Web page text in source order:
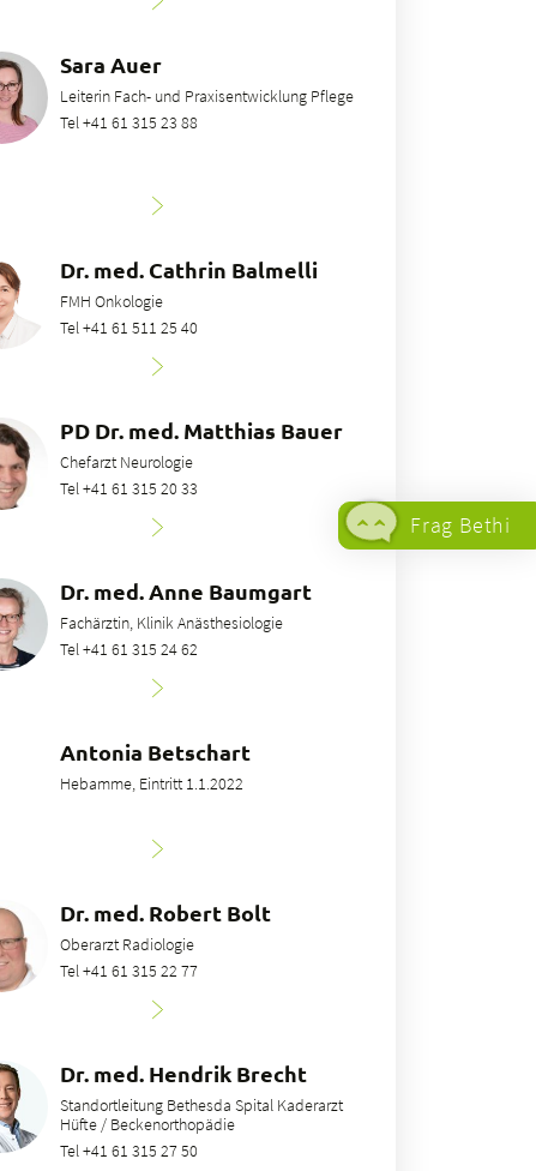
Sara Auer
Leiterin Fach- und Praxisentwicklung Pflege
Tel +41 61 315 23 88
Dr. med. Cathrin Balmelli
FMH Onkologie
Tel +41 61 511 25 40
PD Dr. med. Matthias Bauer
Chefarzt Neurologie
Tel +41 61 315 20 33
Dr. med. Anne Baumgart
Fachärztin, Klinik Anästhesiologie
Tel +41 61 315 24 62
Antonia Betschart
Hebamme, Eintritt 1.1.2022
Dr. med. Robert Bolt
Oberarzt Radiologie
Tel +41 61 315 22 77
Dr. med. Hendrik Brecht
Standortleitung Bethesda Spital Kaderarzt
Hüfte / Beckenorthopädie
Tel +41 61 315 27 50
Frag Bethi